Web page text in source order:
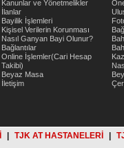
Kanunlar ve Yönetmelikler
İlanlar
Bayilik İşlemleri
Kişisel Verilerin Korunması
Nasıl Ganyan Bayi Olunur?
Bağlantılar
Online İşlemler(Cari Hesap
Takibi)
Beyaz Masa
İletişim
TJK AT HASTANELERİ